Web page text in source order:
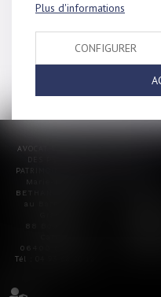
Site
AVOCAT EN DROIT DE LA FAMILLE,
PATRIMOINE ET DROIT IMMOBILIER
Marie-Hélène
BETHAN – Avocat
au Barreau de
88 Boulevard
06400 CANNES
Tél : 04 93 68 20 18
Plus d'informations
CONFIGURER